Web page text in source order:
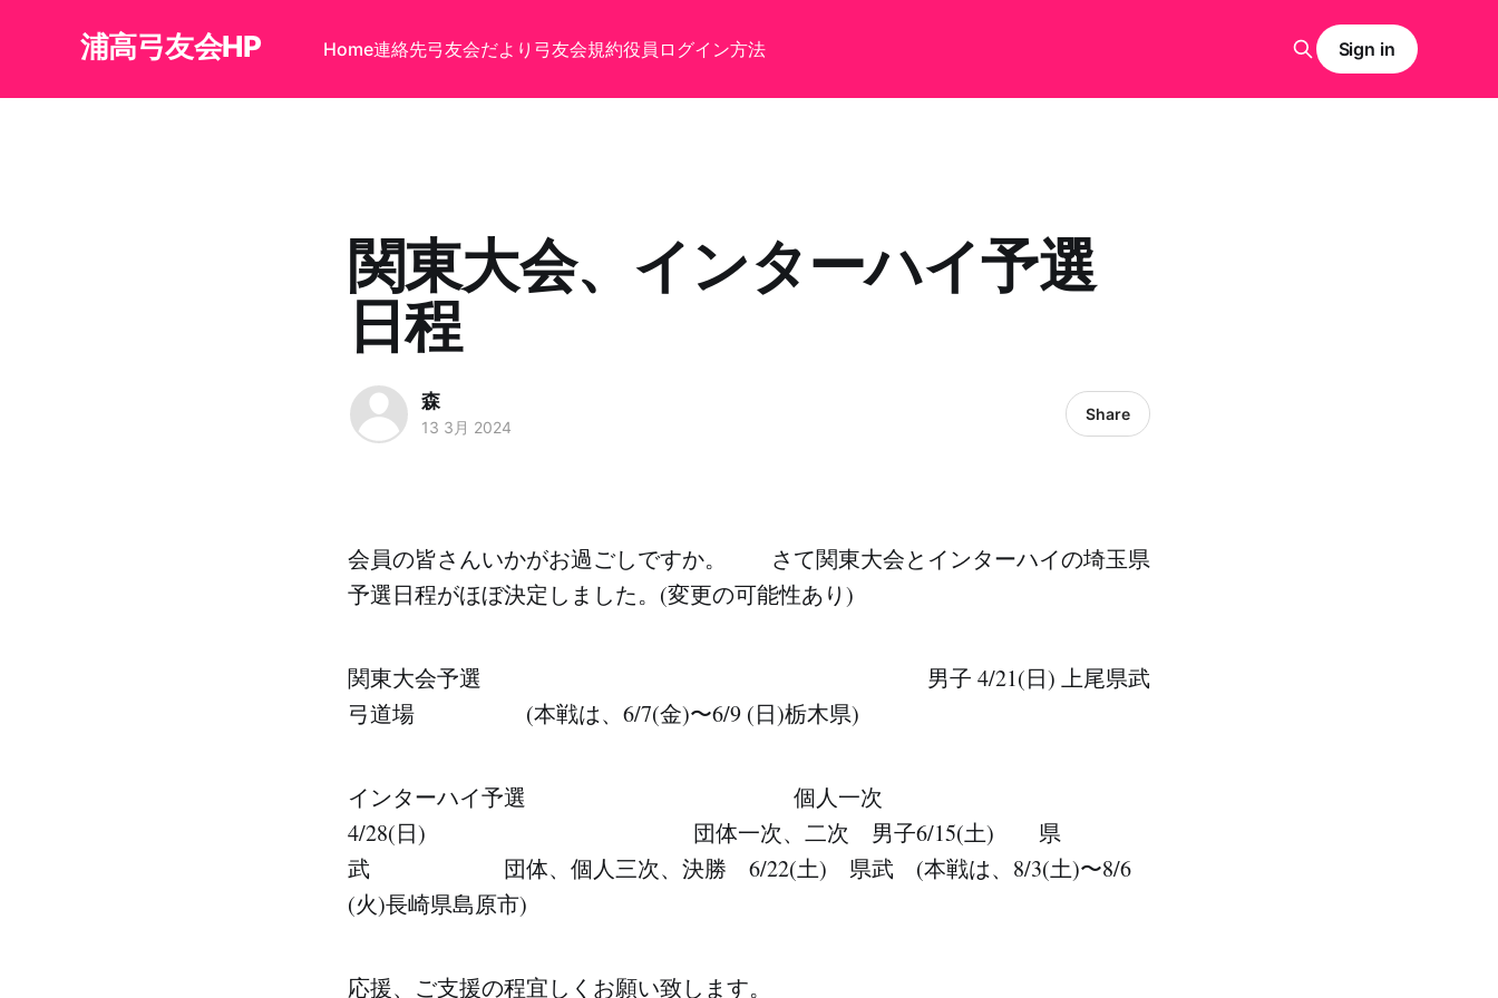
浦高弓友会HP Home連絡先弓友会だより 弓友会規約役員 ログイン方法 Sign in
関東大会、インターハイ予選
日程
森
13 3月 2024
Share
会員の皆さんいかがお過ごしですか。 さて関東大会とインターハイの埼玉県
予選日程がほぼ決定しました。(変更の可能性あり)
関東大会予選 男子 4/21(日) 上尾県武
弓道場 (本戦は、6/7(金)〜6/9 (日)栃木県)
インターハイ予選 個人一次
4/28(日) 団体一次、二次 男子6/15(土) 県
武 団体、個人三次、決勝 6/22(土) 県武 (本戦は、8/3(土)〜8/6
(火)長崎県島原市)
応援、ご支援の程宜しくお願い致します。